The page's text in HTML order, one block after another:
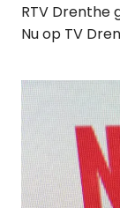
RTV Drenthe
Nu op TV